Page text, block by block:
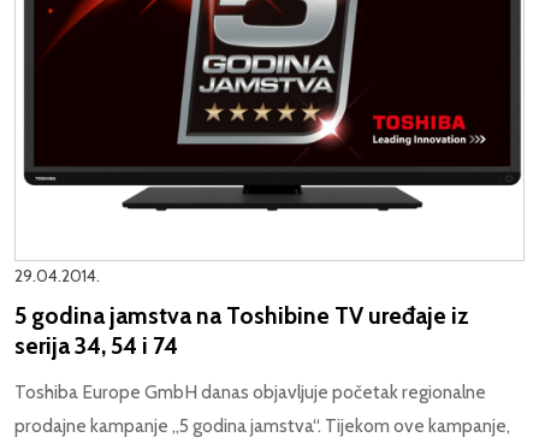
29.04.2014.
5 godina jamstva na Toshibine TV uređaje iz
serija 34, 54 i 74
Toshiba Europe GmbH danas objavljuje početak regionalne
prodajne kampanje „5 godina jamstva“. Tijekom ove kampanje,